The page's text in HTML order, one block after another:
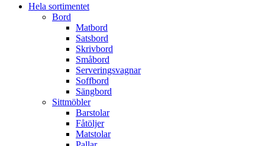
Hela sortimentet
Bord
Matbord
Satsbord
Skrivbord
Småbord
Serveringsvagnar
Soffbord
Sängbord
Sittmöbler
Barstolar
Fåtöljer
Matstolar